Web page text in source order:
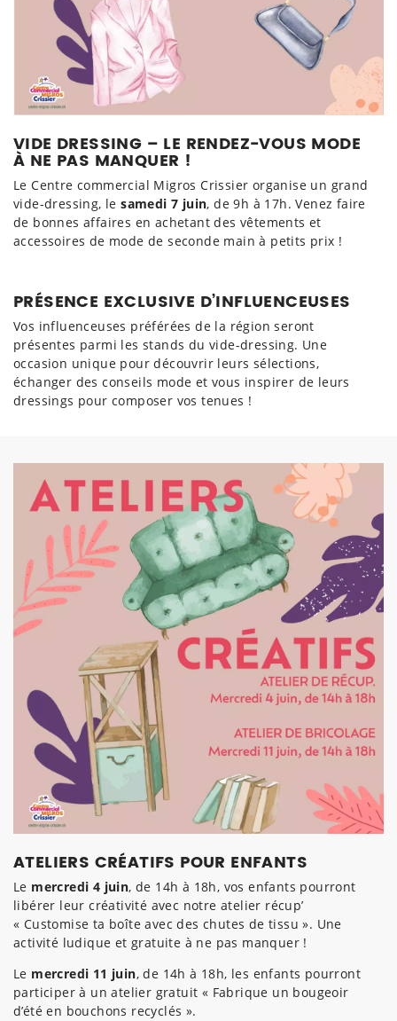
VIDE DRESSING – LE RENDEZ-VOUS MODE
À NE PAS MANQUER !
Le Centre commercial Migros Crissier organise un grand
vide-dressing, le samedi 7 juin, de 9h à 17h. Venez faire
de bonnes affaires en achetant des vêtements et
accessoires de mode de seconde main à petits prix !
PRÉSENCE EXCLUSIVE D’INFLUENCEUSES
Vos influenceuses préférées de la région seront
présentes parmi les stands du vide-dressing. Une
occasion unique pour découvrir leurs sélections,
échanger des conseils mode et vous inspirer de leurs
dressings pour composer vos tenues !
ATELIERS CRÉATIFS POUR ENFANTS
Le mercredi 4 juin, de 14h à 18h, vos enfants pourront
libérer leur créativité avec notre atelier récup’
« Customise ta boîte avec des chutes de tissu ». Une
activité ludique et gratuite à ne pas manquer !
Le mercredi 11 juin, de 14h à 18h, les enfants pourront
participer à un atelier gratuit « Fabrique un bougeoir
d’été en bouchons recyclés ».